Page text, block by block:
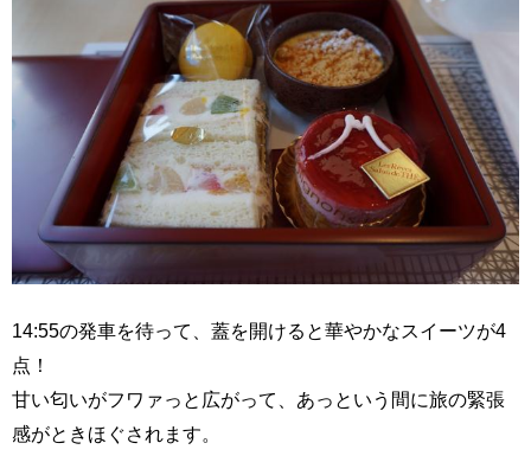
14:55の発車を待って、蓋を開けると華やかなスイーツが4
点！
甘い匂いがフワァっと広がって、あっという間に旅の緊張
感がときほぐされます。